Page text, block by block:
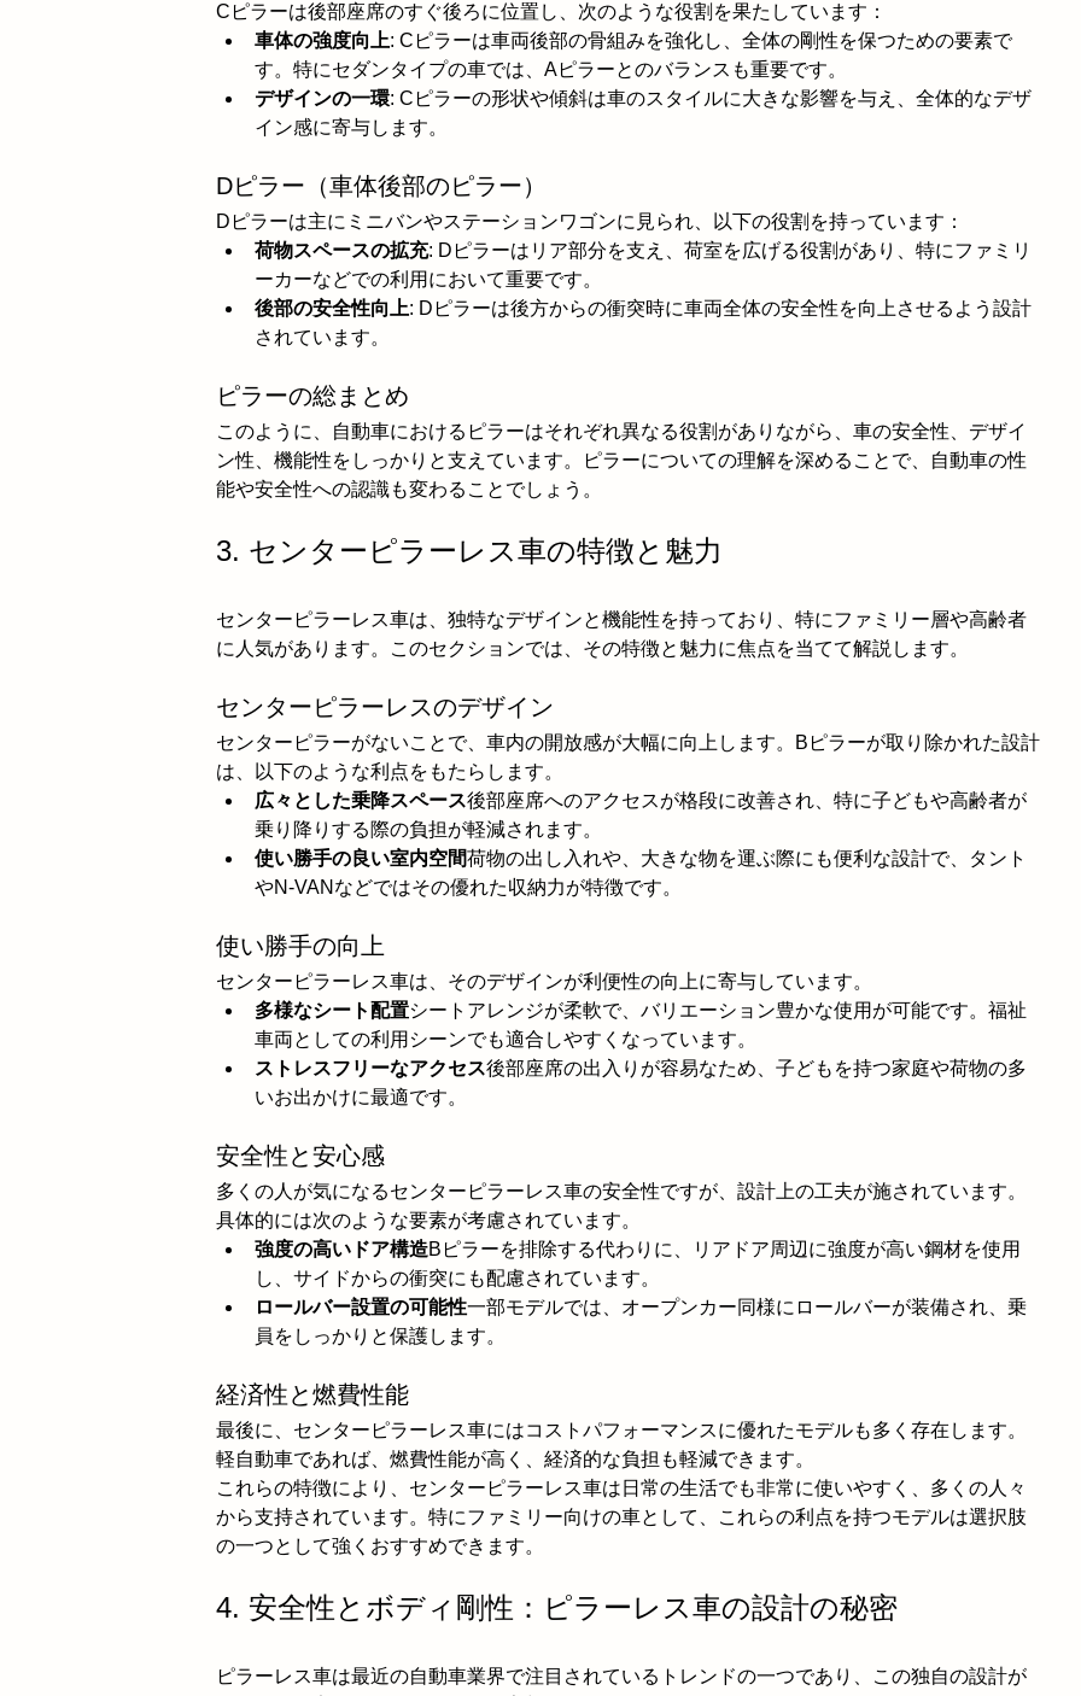
Cピラーは後部座席のすぐ後ろに位置し、次のような役割を果たしています：
車体の強度向上: Cピラーは車両後部の骨組みを強化し、全体の剛性を保つための要素で
す。特にセダンタイプの車では、Aピラーとのバランスも重要です。
デザインの一環: Cピラーの形状や傾斜は車のスタイルに大きな影響を与え、全体的なデザ
イン感に寄与します。
Dピラー（車体後部のピラー）
Dピラーは主にミニバンやステーションワゴンに見られ、以下の役割を持っています：
荷物スペースの拡充: Dピラーはリア部分を支え、荷室を広げる役割があり、特にファミリ
ーカーなどでの利用において重要です。
後部の安全性向上: Dピラーは後方からの衝突時に車両全体の安全性を向上させるよう設計
されています。
ピラーの総まとめ
このように、自動車におけるピラーはそれぞれ異なる役割がありながら、車の安全性、デザイ
ン性、機能性をしっかりと支えています。ピラーについての理解を深めることで、自動車の性
能や安全性への認識も変わることでしょう。
3. センターピラーレス車の特徴と魅力
センターピラーレス車は、独特なデザインと機能性を持っており、特にファミリー層や高齢者
に人気があります。このセクションでは、その特徴と魅力に焦点を当てて解説します。
センターピラーレスのデザイン
センターピラーがないことで、車内の開放感が大幅に向上します。Bピラーが取り除かれた設計
は、以下のような利点をもたらします。
広々とした乗降スペース後部座席へのアクセスが格段に改善され、特に子どもや高齢者が
乗り降りする際の負担が軽減されます。
使い勝手の良い室内空間荷物の出し入れや、大きな物を運ぶ際にも便利な設計で、タント
やN-VANなどではその優れた収納力が特徴です。
使い勝手の向上
センターピラーレス車は、そのデザインが利便性の向上に寄与しています。
多様なシート配置シートアレンジが柔軟で、バリエーション豊かな使用が可能です。福祉
車両としての利用シーンでも適合しやすくなっています。
ストレスフリーなアクセス後部座席の出入りが容易なため、子どもを持つ家庭や荷物の多
いお出かけに最適です。
安全性と安心感
多くの人が気になるセンターピラーレス車の安全性ですが、設計上の工夫が施されています。
具体的には次のような要素が考慮されています。
強度の高いドア構造Bピラーを排除する代わりに、リアドア周辺に強度が高い鋼材を使用
し、サイドからの衝突にも配慮されています。
ロールバー設置の可能性一部モデルでは、オープンカー同様にロールバーが装備され、乗
員をしっかりと保護します。
経済性と燃費性能
最後に、センターピラーレス車にはコストパフォーマンスに優れたモデルも多く存在します。
軽自動車であれば、燃費性能が高く、経済的な負担も軽減できます。
これらの特徴により、センターピラーレス車は日常の生活でも非常に使いやすく、多くの人々
から支持されています。特にファミリー向けの車として、これらの利点を持つモデルは選択肢
の一つとして強くおすすめできます。
4. 安全性とボディ剛性：ピラーレス車の設計の秘密
ピラーレス車は最近の自動車業界で注目されているトレンドの一つであり、この独自の設計が